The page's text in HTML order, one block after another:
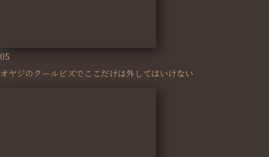
05
オヤジのクールビズでここだけは外してはいけない